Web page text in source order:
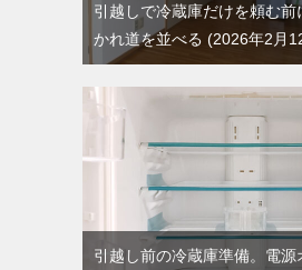
引越しで冷蔵庫だけを頼む前
かれ道を並べる
2026年2月
引越し前の冷蔵庫準備。電源